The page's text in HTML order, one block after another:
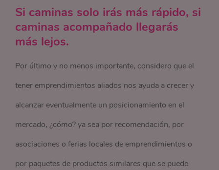
Si caminas solo irás más rápido, si
caminas acompañado llegarás
más lejos.
Por último y no menos importante, considero que el
tener emprendimientos aliados nos ayuda a crecer y
alcanzar eventualmente un posicionamiento en el
mercado, ¿cómo? ya sea por recomendación, por
asociaciones o ferias locales de emprendimientos o
por paquetes de productos similares que se puede